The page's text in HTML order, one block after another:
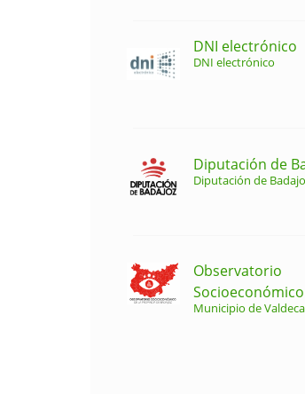
DNI electrónico
DNI electrónico
Diputación de
Diputación de
Observatorio
Socioeconómico
Municipio de